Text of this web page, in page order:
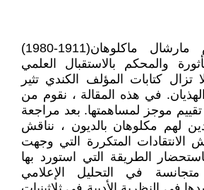
ربما أضر إحساس مارشال ماكلوهان(1911-1980)
والمحكم بالاستقبال العلمي
كتابات المؤلف الكندي تثير
الهذيان. في هذه المقالة ، نقوم من
تقييم موجز لمساهمتها. بعد مراجعة
لهم مكلوهان بالديون ، نناقش
الانتقادات المتكررة التي وجهت
الطريقة التي استورد بها
في التحليل الإعلامي